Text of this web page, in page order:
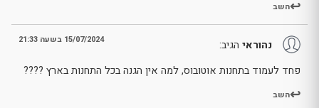
השב
נהוראי הגיב: 15/07/2024 בשעה 21:33
פחד לעמוד בתחנות אוטובוס, למה אין הגנה בכל התחנות בארץ ????
השב